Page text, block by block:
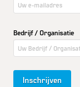
Bedrijf / Organisatie